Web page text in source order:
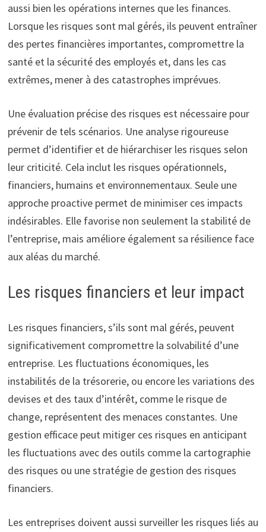
aussi bien les opérations internes que les finances.
Lorsque les risques sont mal gérés, ils peuvent entraîner
des pertes financières importantes, compromettre la
santé et la sécurité des employés et, dans les cas
extrêmes, mener à des catastrophes imprévues.
Une évaluation précise des risques est nécessaire pour
prévenir de tels scénarios. Une analyse rigoureuse
permet d’identifier et de hiérarchiser les risques selon
leur criticité. Cela inclut les risques opérationnels,
financiers, humains et environnementaux. Seule une
approche proactive permet de minimiser ces impacts
indésirables. Elle favorise non seulement la stabilité de
l’entreprise, mais améliore également sa résilience face
aux aléas du marché.
Les risques financiers et leur impact
Les risques financiers, s’ils sont mal gérés, peuvent
significativement compromettre la solvabilité d’une
entreprise. Les fluctuations économiques, les
instabilités de la trésorerie, ou encore les variations des
devises et des taux d’intérêt, comme le risque de
change, représentent des menaces constantes. Une
gestion efficace peut mitiger ces risques en anticipant
les fluctuations avec des outils comme la cartographie
des risques ou une stratégie de gestion des risques
financiers.
Les entreprises doivent aussi surveiller les risques liés au